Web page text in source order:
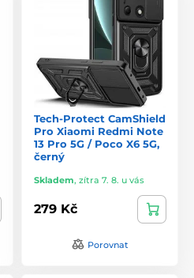
Tech-Protect CamShield
Pro Xiaomi Redmi Note
13 Pro 5G / Poco X6 5G,
černý
Skladem, zítra 7. 8. u vás
279 Kč
Porovnat